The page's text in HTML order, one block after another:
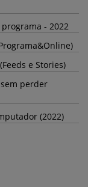
- 2022
e Stories)
perder
(2022)